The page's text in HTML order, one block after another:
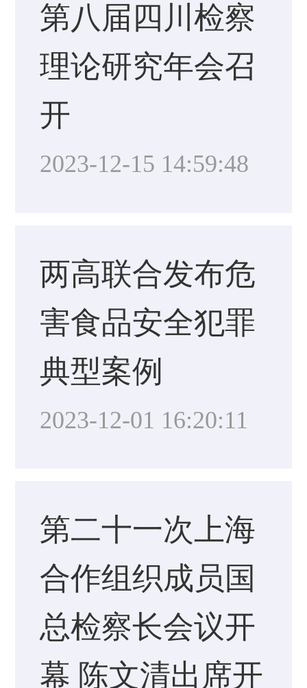
第八届四川检察
理论研究年会召
开
2023-12-15 14:59:48
两高联合发布危
害食品安全犯罪
典型案例
2023-12-01 16:20:11
第二十一次上海
合作组织成员国
总检察长会议开
幕 陈文清出席开